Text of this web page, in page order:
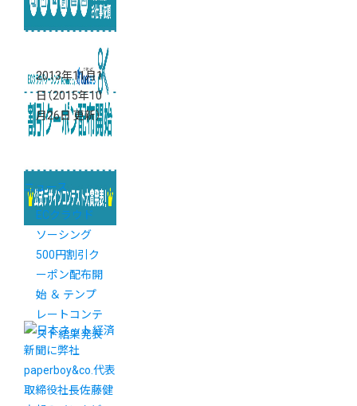
2013年11月1
日 （2015年10
月26日 更新）
ニュース
ECクラウド
ソーシング
500円割引ク
ーポン配布開
始 ＆ テンプ
レートコンテ
スト結果発表